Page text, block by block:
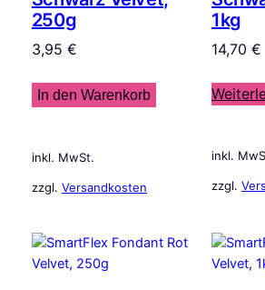
250g
3,95 €
In den Warenkorb
inkl. MwSt.
zzgl. Versandkosten
1kg
14,70€
inkl.
zzgl.